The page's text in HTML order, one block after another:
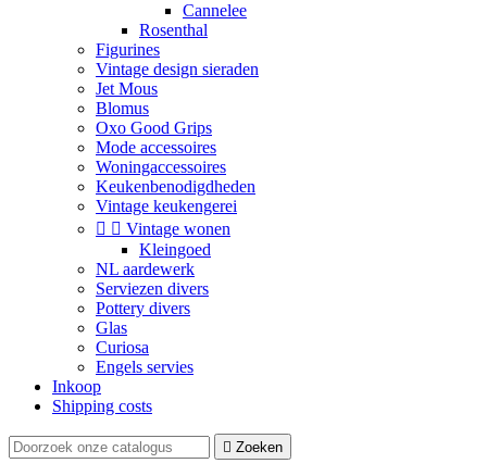
Cannelee
Rosenthal
Figurines
Vintage design sieraden
Jet Mous
Blomus
Oxo Good Grips
Mode accessoires
Woningaccessoires
Keukenbenodigdheden
Vintage keukengerei
  Vintage wonen
Kleingoed
NL aardewerk
Serviezen divers
Pottery divers
Glas
Curiosa
Engels servies
Inkoop
Shipping costs
 Zoeken